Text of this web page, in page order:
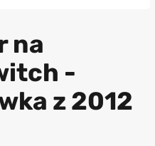
na
-
z 2012